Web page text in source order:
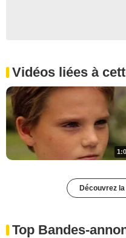
Vidéos liées à
Découvrez
Top Bandes-